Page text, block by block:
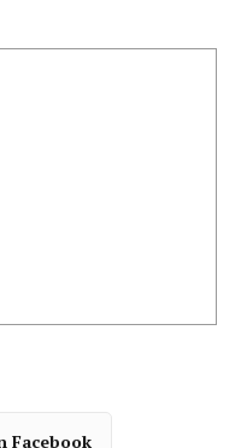
Facebook